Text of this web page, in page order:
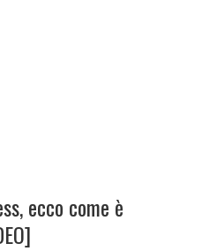
ecco come è